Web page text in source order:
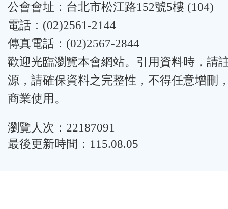
公會會址：台北市松江路152號5樓 (104)
電話：(02)2561-2144
傳真電話：(02)2567-2844
歡迎光臨瀏覽本會網站。引用資料時，請
源，請確保資料之完整性，不得任意增刪
商業使用。
瀏覽人次：22187091
最後更新時間：115.08.05